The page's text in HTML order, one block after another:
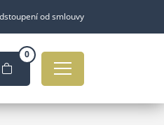
od smlouvy
0